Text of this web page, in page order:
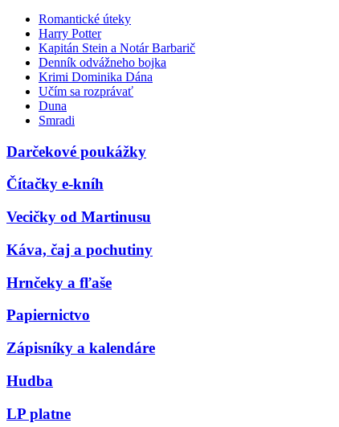
Romantické úteky
Harry Potter
Kapitán Stein a Notár Barbarič
Denník odvážneho bojka
Krimi Dominika Dána
Učím sa rozprávať
Duna
Smradi
Darčekové poukážky
Čítačky e-kníh
Vecičky od Martinusu
Káva, čaj a pochutiny
Hrnčeky a fľaše
Papiernictvo
Zápisníky a kalendáre
Hudba
LP platne